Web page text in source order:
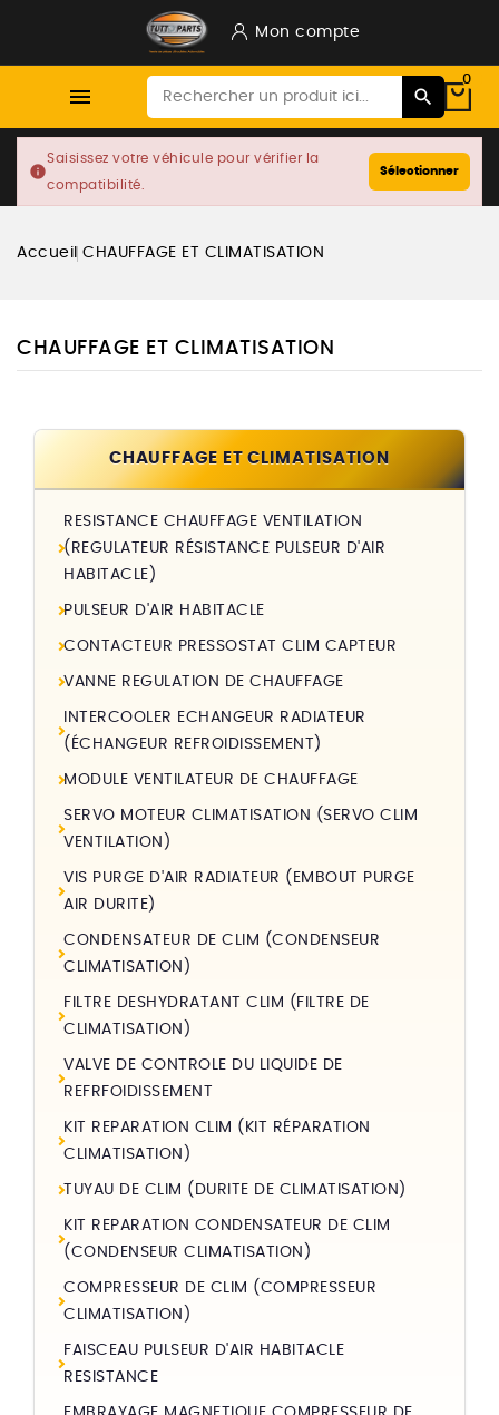
Mon compte

0
info
Saisissez votre véhicule pour vérifier la
compatibilité.
Sélectionner
Accueil CHAUFFAGE ET CLIMATISATION
CHAUFFAGE ET CLIMATISATION
CHAUFFAGE ET CLIMATISATION
RESISTANCE CHAUFFAGE VENTILATION
(REGULATEUR RÉSISTANCE PULSEUR D'AIR
HABITACLE)
PULSEUR D'AIR HABITACLE
CONTACTEUR PRESSOSTAT CLIM CAPTEUR
VANNE REGULATION DE CHAUFFAGE
INTERCOOLER ECHANGEUR RADIATEUR
(ÉCHANGEUR REFROIDISSEMENT)
MODULE VENTILATEUR DE CHAUFFAGE
SERVO MOTEUR CLIMATISATION (SERVO CLIM
VENTILATION)
VIS PURGE D'AIR RADIATEUR (EMBOUT PURGE
AIR DURITE)
CONDENSATEUR DE CLIM (CONDENSEUR
CLIMATISATION)
FILTRE DESHYDRATANT CLIM (FILTRE DE
CLIMATISATION)
VALVE DE CONTROLE DU LIQUIDE DE
REFRFOIDISSEMENT
KIT REPARATION CLIM (KIT RÉPARATION
CLIMATISATION)
TUYAU DE CLIM (DURITE DE CLIMATISATION)
KIT REPARATION CONDENSATEUR DE CLIM
(CONDENSEUR CLIMATISATION)
COMPRESSEUR DE CLIM (COMPRESSEUR
CLIMATISATION)
FAISCEAU PULSEUR D'AIR HABITACLE
RESISTANCE